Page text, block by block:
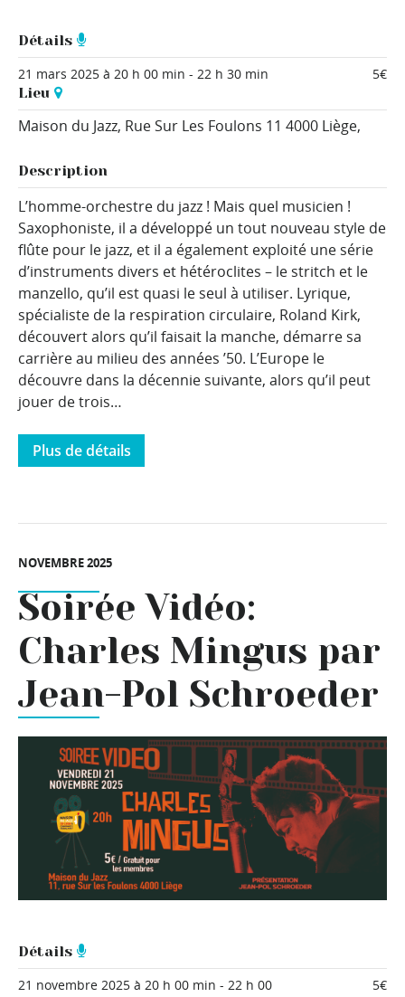
Détails
21 mars 2025 à 20 h 00 min - 22 h 30 min
5€
Lieu
Maison du Jazz, Rue Sur Les Foulons 11 4000 Liège,
Description
L’homme-orchestre du jazz ! Mais quel musicien !
Saxophoniste, il a développé un tout nouveau style de
flûte pour le jazz, et il a également exploité une série
d’instruments divers et hétéroclites – le stritch et le
manzello, qu’il est quasi le seul à utiliser. Lyrique,
spécialiste de la respiration circulaire, Roland Kirk,
découvert alors qu’il faisait la manche, démarre sa
carrière au milieu des années ’50. L’Europe le
découvre dans la décennie suivante, alors qu’il peut
jouer de trois…
Plus de détails
NOVEMBRE 2025
Soirée Vidéo:
Charles Mingus par
Jean-Pol Schroeder
Détails
21 novembre 2025 à 20 h 00 min - 22 h 00
5€